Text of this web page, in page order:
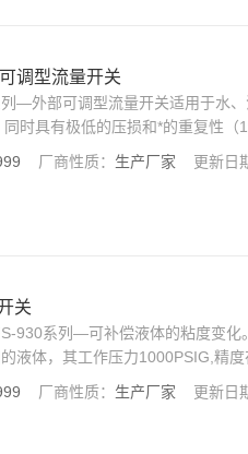
调型流量开关
—外部可调型流量开关适用于水
时具有极低的压损和*的重复性（
冷设备、润滑系统等。
厂商性质： 生产厂家 更新日
关
930系列—可补偿液体的粘度变化
液体，其工作压力1000PSIG,精
用：不同粘度的混合液体、润滑系
厂商性质： 生产厂家 更新日